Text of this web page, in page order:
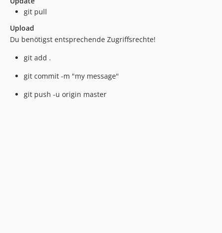
git pull
Upload
Du benötigst entsprechende Zugriffsrechte!
git add .
git commit -m "my message"
git push -u origin master